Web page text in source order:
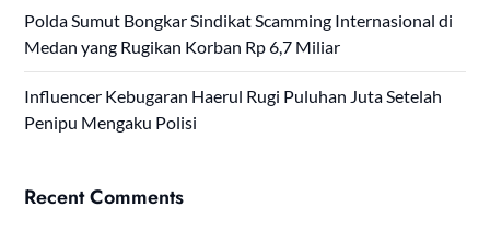
Polda Sumut Bongkar Sindikat Scamming Internasional di
Medan yang Rugikan Korban Rp 6,7 Miliar
Influencer Kebugaran Haerul Rugi Puluhan Juta Setelah
Penipu Mengaku Polisi
Recent Comments